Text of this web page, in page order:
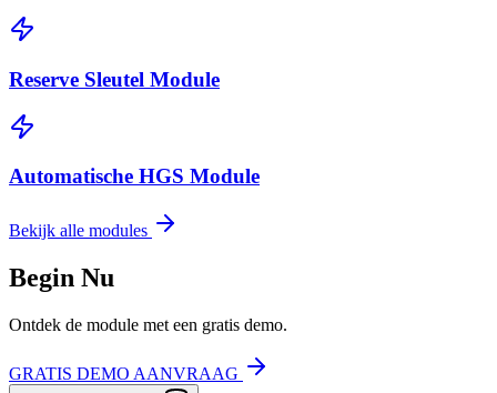
Reserve Sleutel Module
Automatische HGS Module
Bekijk alle modules
Begin Nu
Ontdek de module met een gratis demo.
GRATIS DEMO AANVRAAG